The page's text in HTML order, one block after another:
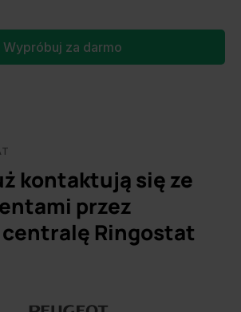
Wypróbuj za darmo
kontaktują się ze
przez
Ringostat